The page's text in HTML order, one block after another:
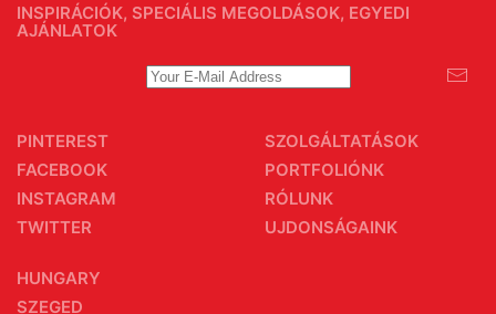
INSPIRÁCIÓK, SPECIÁLIS MEGOLDÁSOK, EGYEDI
AJÁNLATOK
PINTEREST
FACEBOOK
INSTAGRAM
TWITTER
SZOLGÁLTATÁSOK
PORTFOLIÓNK
RÓLUNK
UJDONSÁGAINK
HUNGARY
SZEGED